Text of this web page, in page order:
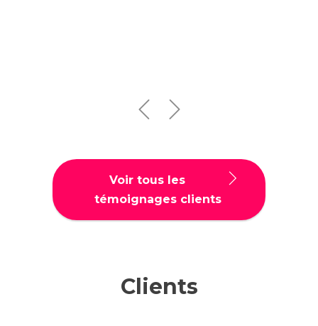
Voir tous les
témoignages clients
Clients